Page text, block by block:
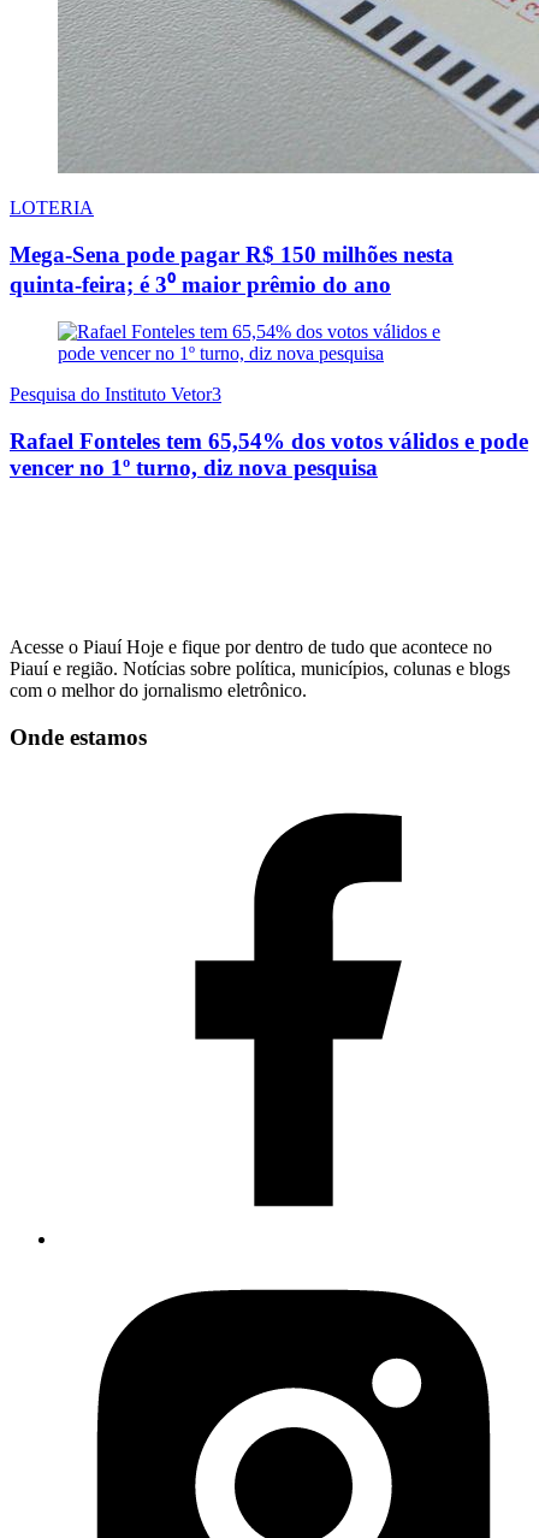
LOTERIA
Mega-Sena pode pagar R$ 150 milhões nesta
quinta-feira; é 3⁰ maior prêmio do ano
Pesquisa do Instituto Vetor3
Rafael Fonteles tem 65,54% dos votos válidos e pode
vencer no 1º turno, diz nova pesquisa
Acesse o Piauí Hoje e fique por dentro de tudo que acontece no
Piauí e região. Notícias sobre política, municípios, colunas e blogs
com o melhor do jornalismo eletrônico.
Onde estamos